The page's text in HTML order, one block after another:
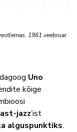
1961 veebruar
Uno
kõige
jazz’ist
alguspunktiks.